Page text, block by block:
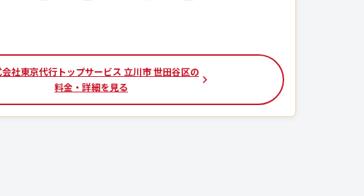
社東京代行トップサービス 立川市 世田谷区の
料金・詳細を見る